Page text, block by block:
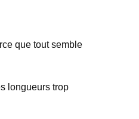
que tout semble
longueurs trop